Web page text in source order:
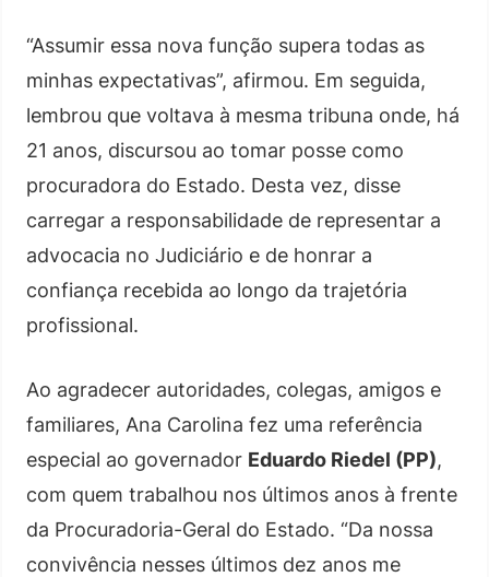
“Assumir essa nova função supera todas as
minhas expectativas”, afirmou. Em seguida,
lembrou que voltava à mesma tribuna onde, há
21 anos, discursou ao tomar posse como
procuradora do Estado. Desta vez, disse
carregar a responsabilidade de representar a
advocacia no Judiciário e de honrar a
confiança recebida ao longo da trajetória
profissional.
Ao agradecer autoridades, colegas, amigos e
familiares, Ana Carolina fez uma referência
especial ao governador Eduardo Riedel (PP),
com quem trabalhou nos últimos anos à frente
da Procuradoria-Geral do Estado. “Da nossa
convivência nesses últimos dez anos me